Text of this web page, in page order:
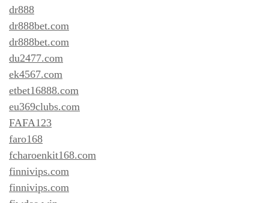
dr888
dr888bet.com
dr888bet.com
du2477.com
ek4567.com
etbet16888.com
eu369clubs.com
FAFA123
faro168
fcharoenkit168.com
finnivips.com
finnivips.com